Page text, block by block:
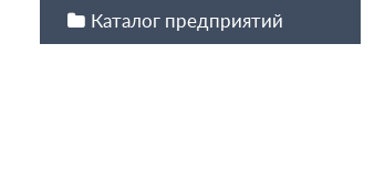
Каталог предприятий